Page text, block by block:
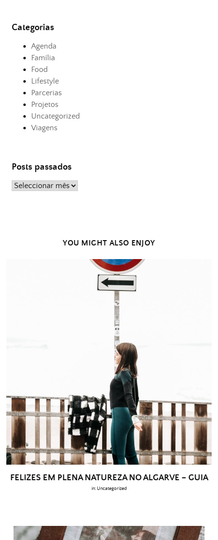
Categorias
Agenda
Família
Food
Lifestyle
Parcerias
Projetos
Uncategorized
Viagens
Posts passados
Posts
YOU MIGHT ALSO ENJOY
FELIZES EM PLENA NATUREZA NO ALGARVE – GUIA
in: Uncategorized